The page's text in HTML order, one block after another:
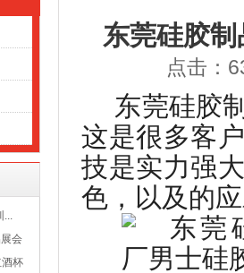
...
会
杯
东莞硅胶
点击：
东莞硅胶
这是很多客
技是实力强
色，以及的